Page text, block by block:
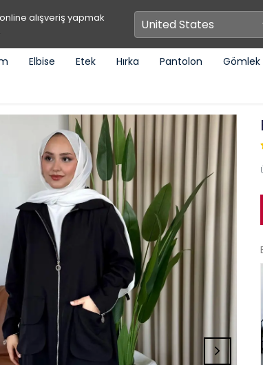
alışveriş yapmak
Elbise Etek Hırka Pantolon Gömlek